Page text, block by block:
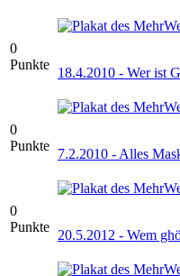
0
Punkte
18.4.2010 - Wer ist
0
Punkte
7.2.2010 - Alles
0
Punkte
20.5.2012 - Wem